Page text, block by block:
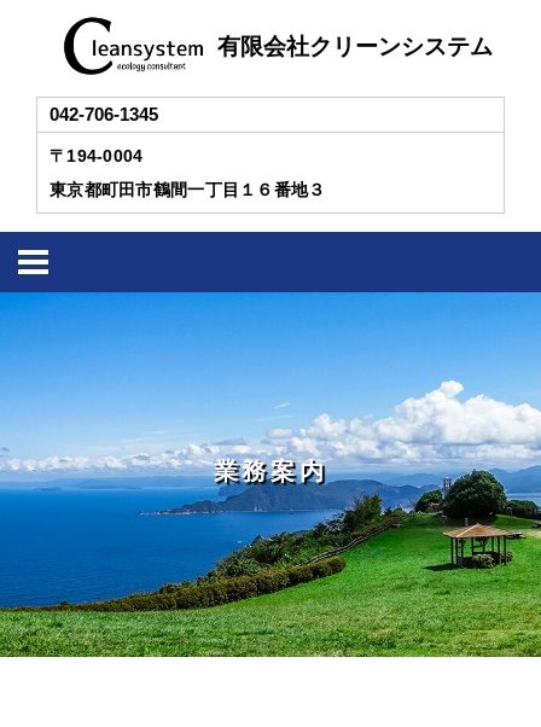
有限会社クリーンシステム
042-706-1345
〒194-0004
東京都町田市鶴間一丁目１６番地３
業務案内